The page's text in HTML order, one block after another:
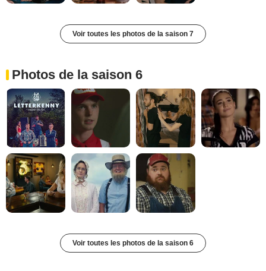
Voir toutes les photos de la saison 7
Photos de la saison 6
Voir toutes les photos de la saison 6